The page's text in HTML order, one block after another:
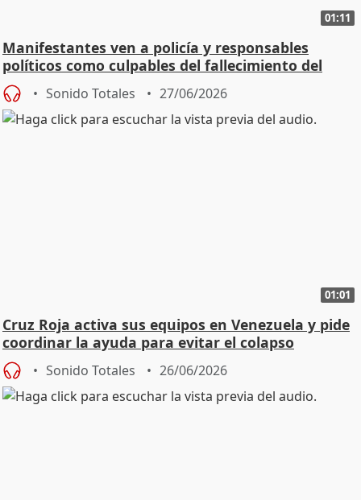
01:11
Manifestantes ven a policía y responsables
políticos como culpables del fallecimiento del
joven
Sonido Totales 27/06/2026
01:01
Cruz Roja activa sus equipos en Venezuela y pide
coordinar la ayuda para evitar el colapso
Sonido Totales 26/06/2026